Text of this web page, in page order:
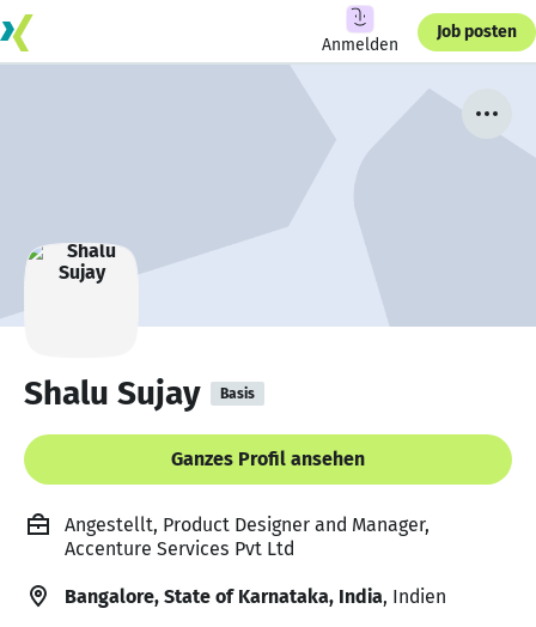
Anmelden
Job posten
Shalu Sujay Basis
Ganzes Profil ansehen
Angestellt, Product Designer and Manager,
Accenture Services Pvt Ltd
Bangalore, State of Karnataka, India, Indien